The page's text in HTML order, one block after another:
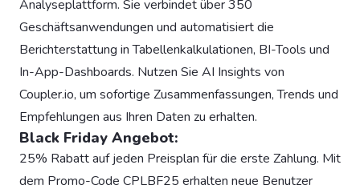
Analyseplattform. Sie verbindet über 350
Geschäftsanwendungen und automatisiert die
Berichterstattung in Tabellenkalkulationen, BI-Tools und
In-App-Dashboards. Nutzen Sie AI Insights von
Coupler.io, um sofortige Zusammenfassungen, Trends und
Empfehlungen aus Ihren Daten zu erhalten.
Black Friday Angebot:
25% Rabatt auf jeden Preisplan für die erste Zahlung. Mit
dem Promo-Code CPLBF25 erhalten neue Benutzer